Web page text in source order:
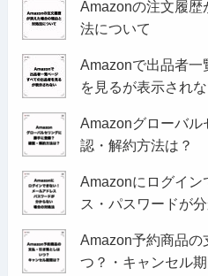
Amazonの注文履歴
法について
Amazonで出品者一
を見るが表示され
Amazonグローバル
認・解約方法は？
Amazonにログイン
ス・パスワードが
Amazon予約商品の
つ？・キャンセル期